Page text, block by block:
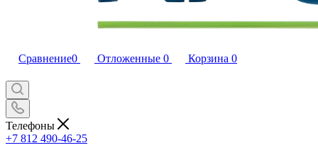
Сравнение0 Отложенные 0 Корзина 0
Телефоны
+7 812 490-46-25